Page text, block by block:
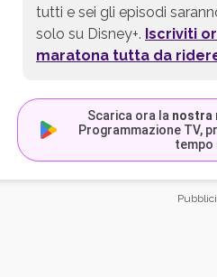
tutti e sei gli episodi
solo su Disney+. Iscriviti
maratona tutta da
Scarica ora la nostra
Programmazione TV,
tempo